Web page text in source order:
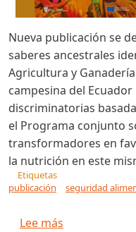
Nueva publicación se
saberes ancestrales
Agricultura y
campesina del
discriminatorias
el Programa conjunto
transformadores en
la nutrición en este
Etiquetas
publicación
seguridad
Lee más